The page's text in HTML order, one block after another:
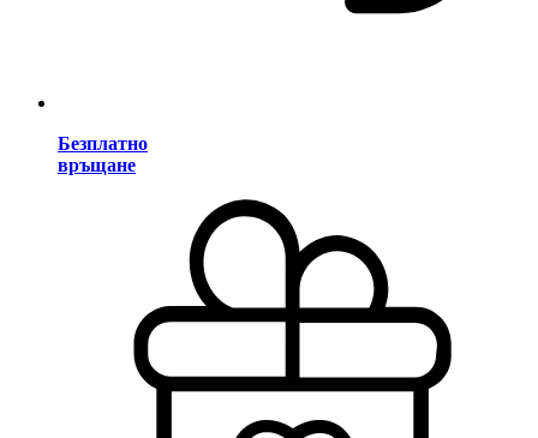
Безплатно
връщане